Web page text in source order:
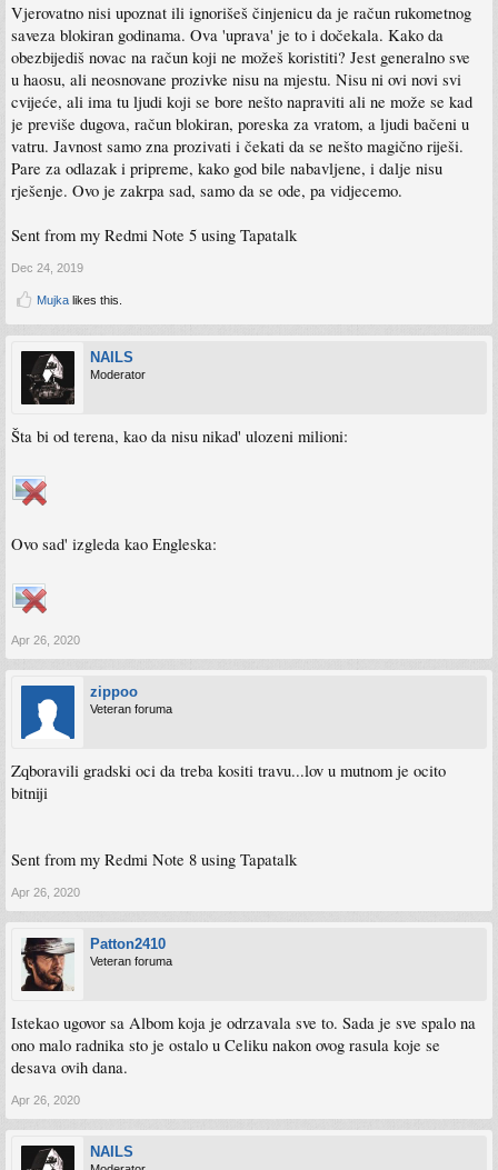
Vjerovatno nisi upoznat ili ignorišeš činjenicu da je račun rukometnog
saveza blokiran godinama. Ova 'uprava' je to i dočekala. Kako da
obezbijediš novac na račun koji ne možeš koristiti? Jest generalno sve
u haosu, ali neosnovane prozivke nisu na mjestu. Nisu ni ovi novi svi
cvijeće, ali ima tu ljudi koji se bore nešto napraviti ali ne može se kad
je previše dugova, račun blokiran, poreska za vratom, a ljudi bačeni u
vatru. Javnost samo zna prozivati i čekati da se nešto magično riješi.
Pare za odlazak i pripreme, kako god bile nabavljene, i dalje nisu
rješenje. Ovo je zakrpa sad, samo da se ode, pa vidjecemo.
Sent from my Redmi Note 5 using Tapatalk
Dec 24, 2019
Mujka likes this.
NAILS
Moderator
Šta bi od terena, kao da nisu nikad' ulozeni milioni:
Ovo sad' izgleda kao Engleska:
Apr 26, 2020
zippoo
Veteran foruma
Zqboravili gradski oci da treba kositi travu...lov u mutnom je ocito
bitniji
Sent from my Redmi Note 8 using Tapatalk
Apr 26, 2020
Patton2410
Veteran foruma
Istekao ugovor sa Albom koja je odrzavala sve to. Sada je sve spalo na
ono malo radnika sto je ostalo u Celiku nakon ovog rasula koje se
desava ovih dana.
Apr 26, 2020
NAILS